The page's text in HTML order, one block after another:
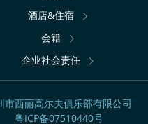
酒店&住宿
会籍
企业社会责任
市西丽高尔夫俱乐部有限公司
粤ICP备07510440号